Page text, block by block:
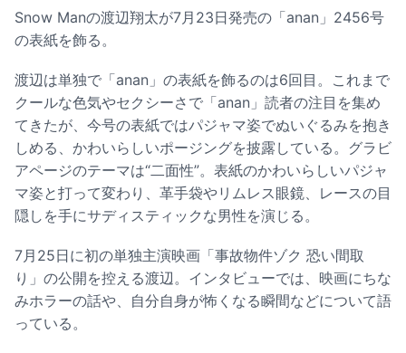
Snow Manの渡辺翔太が7月23日発売の「anan」2456号
の表紙を飾る。
渡辺は単独で「anan」の表紙を飾るのは6回目。これまで
クールな色気やセクシーさで「anan」読者の注目を集め
てきたが、今号の表紙ではパジャマ姿でぬいぐるみを抱き
しめる、かわいらしいポージングを披露している。グラビ
アページのテーマは“二面性”。表紙のかわいらしいパジャ
マ姿と打って変わり、革手袋やリムレス眼鏡、レースの目
隠しを手にサディスティックな男性を演じる。
7月25日に初の単独主演映画「事故物件ゾク 恐い間取
り」の公開を控える渡辺。インタビューでは、映画にちな
みホラーの話や、自分自身が怖くなる瞬間などについて語
っている。